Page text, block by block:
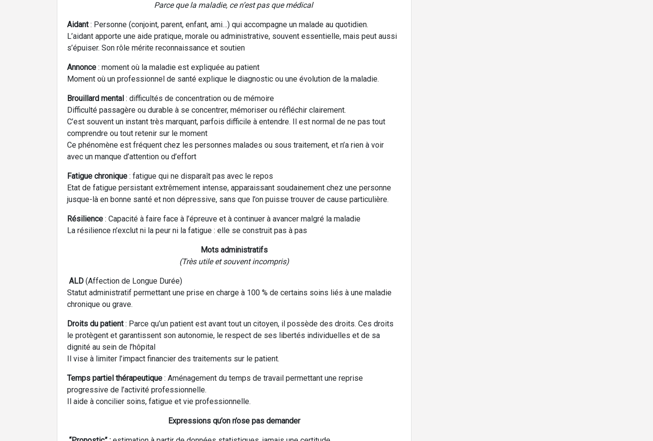
Parce que la maladie, ce n’est pas que médical
Aidant: Personne (conjoint, parent, enfant, ami…) qui accompagne un malade au quotidien.
L’aidant apporte une aide pratique, morale ou administrative, souvent essentielle, mais peut aussi
s’épuiser. Son rôle mérite reconnaissance et soutien
Annonce : moment où la maladie est expliquée au patient
Moment où un professionnel de santé explique le diagnostic ou une évolution de la maladie.
Brouillard mental : difficultés de concentration ou de mémoire
Difficulté passagère ou durable à se concentrer, mémoriser ou réfléchir clairement.
C’est souvent un instant très marquant, parfois difficile à entendre. Il est normal de ne pas tout
comprendre ou tout retenir sur le moment
Ce phénomène est fréquent chez les personnes malades ou sous traitement, et n’a rien à voir
avec un manque d’attention ou d’effort
Fatigue chronique : fatigue qui ne disparaît pas avec le repos
Etat de fatigue persistant extrêmement intense, apparaissant soudainement chez une personne
jusque-là en bonne santé et non dépressive, sans que l’on puisse trouver de cause particulière.
Résilience : Capacité à faire face à l’épreuve et à continuer à avancer malgré la maladie
La résilience n’exclut ni la peur ni la fatigue : elle se construit pas à pas
Mots administratifs
(Très utile et souvent incompris)
ALD (Affection de Longue Durée)
Statut administratif permettant une prise en charge à 100 % de certains soins liés à une maladie
chronique ou grave.
Droits du patient: Parce qu’un patient est avant tout un citoyen, il possède des droits. Ces droits
le protègent et garantissent son autonomie, le respect de ses libertés individuelles et de sa
dignité au sein de l’hôpital
Il vise à limiter l’impact financier des traitements sur le patient.
Temps partiel thérapeutique : Aménagement du temps de travail permettant une reprise
progressive de l’activité professionnelle.
Il aide à concilier soins, fatigue et vie professionnelle.
Expressions qu’on n’ose pas demander